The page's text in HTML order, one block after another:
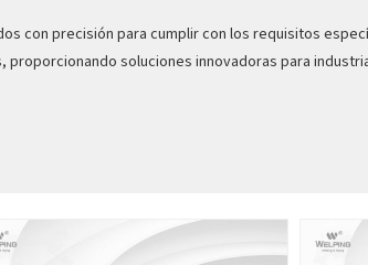
con precisión para cumplir con los requisitos
soluciones innovadoras para